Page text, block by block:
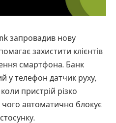
запровадив нову
захистити клієнтів
смартфона. Банк
у телефон датчик руху,
пристрій різко
чого автоматично блокує